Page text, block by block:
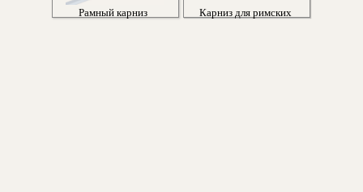
Рамный карниз Карниз для римских